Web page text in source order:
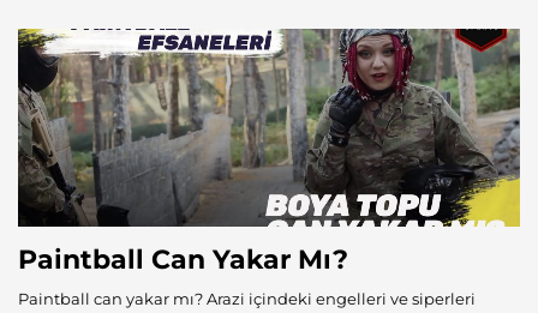
Paintball Can Yakar Mı?
Paintball can yakar mı? Arazi içindeki engelleri ve siperleri